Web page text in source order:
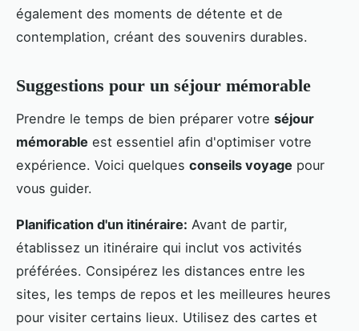
également des moments de détente et de
contemplation, créant des souvenirs durables.
Suggestions pour un séjour mémorable
Prendre le temps de bien préparer votre séjour
mémorable est essentiel afin d'optimiser votre
expérience. Voici quelques conseils voyage pour
vous guider.
Planification d'un itinéraire: Avant de partir,
établissez un itinéraire qui inclut vos activités
préférées. Consipérez les distances entre les
sites, les temps de repos et les meilleures heures
pour visiter certains lieux. Utilisez des cartes et